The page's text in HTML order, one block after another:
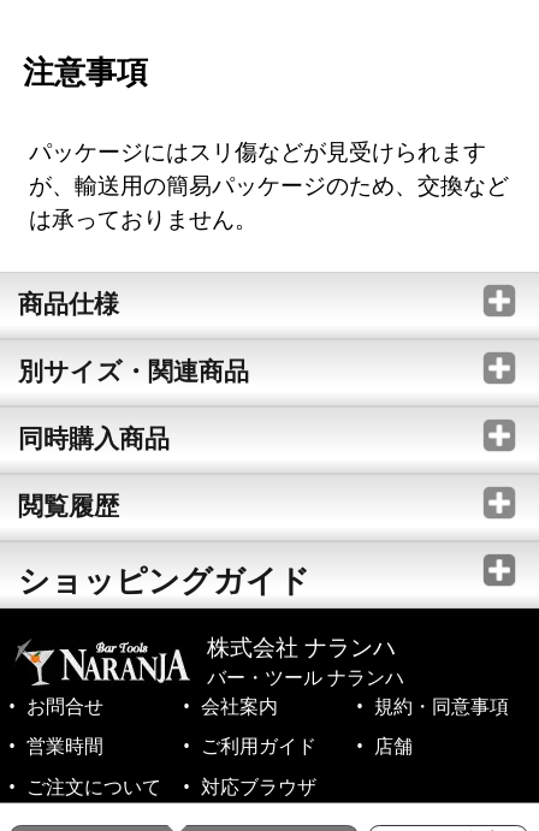
注意事項
パッケージにはスリ傷などが見受けられます
が、輸送用の簡易パッケージのため、交換など
は承っておりません。
商品仕様
別サイズ・関連商品
同時購入商品
閲覧履歴
ショッピングガイド
株式会社 ナランハ
バー・ツール ナランハ
お問合せ
会社案内
規約・同意事項
営業時間
ご利用ガイド
店舗
ご注文について
対応ブラウザ
©1999-2026 NARANJA Inc. All Rights Reserved.